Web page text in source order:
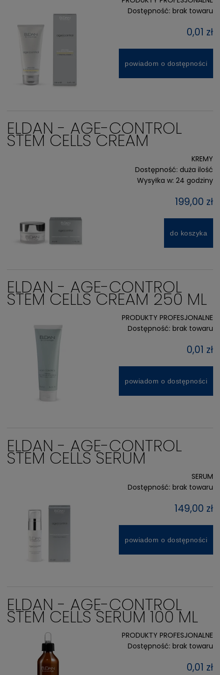
Dostępność: brak towaru
0,01 zł
powiadom o dostępności
ELDAN - AGE-CONTROL
STEM CELLS CREAM
KREMY
Dostępność: duża ilość
Wysyłka w: 24 godziny
199,00 zł
do koszyka
ELDAN - AGE-CONTROL
STEM CELLS CREAM 250 ML
PRODUKTY PROFESJONALNE
Dostępność: brak towaru
0,01 zł
powiadom o dostępności
ELDAN - AGE-CONTROL
STEM CELLS SERUM
SERUM
Dostępność: brak towaru
149,00 zł
powiadom o dostępności
ELDAN - AGE-CONTROL
STEM CELLS SERUM 100 ML
PRODUKTY PROFESJONALNE
Dostępność: brak towaru
0,01 zł